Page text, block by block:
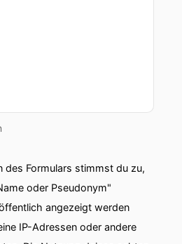
des Formulars stimmst du zu,
oder Pseudonym"
angezeigt werden
IP-Adressen oder andere